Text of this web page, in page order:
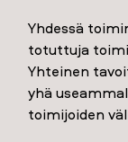
Yhdessä
totuttuja
Yhteinen
yhä
toimijoiden